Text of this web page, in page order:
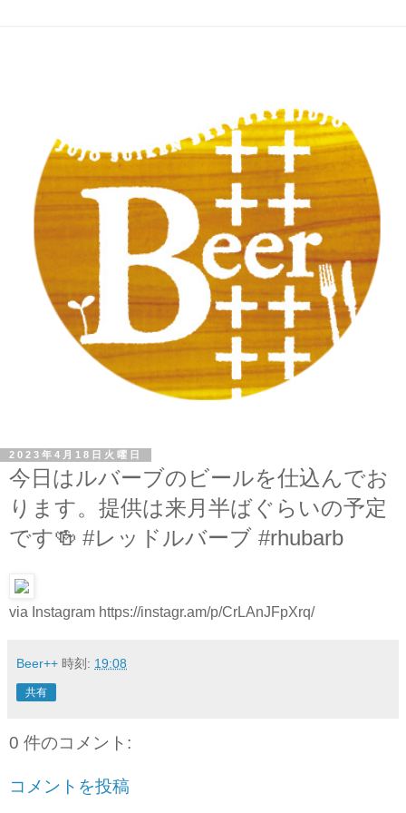
2023年4月18日火曜日
今日はルバーブのビールを仕込んでお
ります。提供は来月半ばぐらいの予定
です🍻 #レッドルバーブ #rhubarb
via Instagram https://instagr.am/p/CrLAnJFpXrq/
Beer++ 時刻: 19:08
共有
0 件のコメント:
コメントを投稿